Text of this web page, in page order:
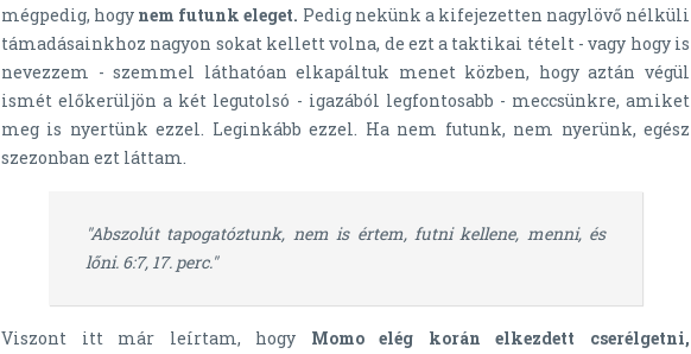
mégpedig, hogy nem futunk eleget. Pedig nekünk a kifejezetten nagylövő nélküli
támadásainkhoz nagyon sokat kellett volna, de ezt a taktikai tételt - vagy hogy is
nevezzem - szemmel láthatóan elkapáltuk menet közben, hogy aztán végül
ismét előkerüljön a két legutolsó - igazából legfontosabb - meccsünkre, amiket
meg is nyertünk ezzel. Leginkább ezzel. Ha nem futunk, nem nyerünk, egész
szezonban ezt láttam.
"Abszolút tapogatóztunk, nem is értem, futni kellene, menni, és
lőni. 6:7, 17. perc."
Viszont itt már leírtam, hogy Momo elég korán elkezdett cserélgetni,